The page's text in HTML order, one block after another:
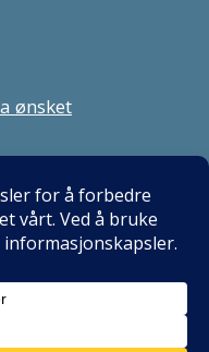
ønsket